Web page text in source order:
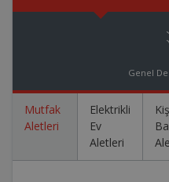
Genel
Mutfak
Aletleri
Elektrikli
Ev
Aletleri